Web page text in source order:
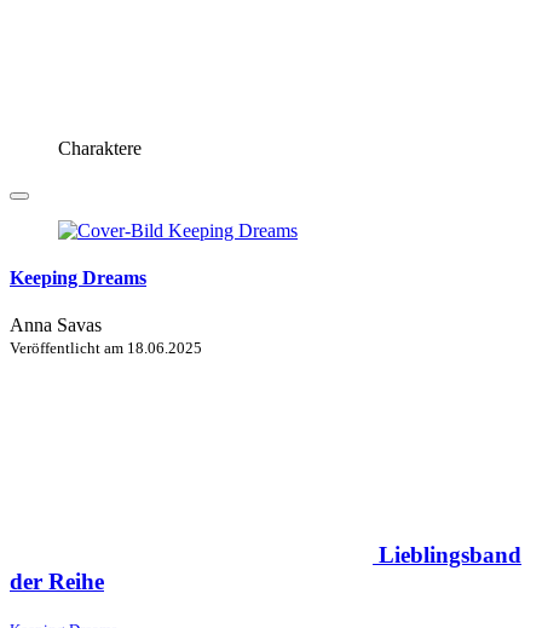
Charaktere
Keeping Dreams
Anna Savas
Veröffentlicht am 18.06.2025
Lieblingsband
der Reihe